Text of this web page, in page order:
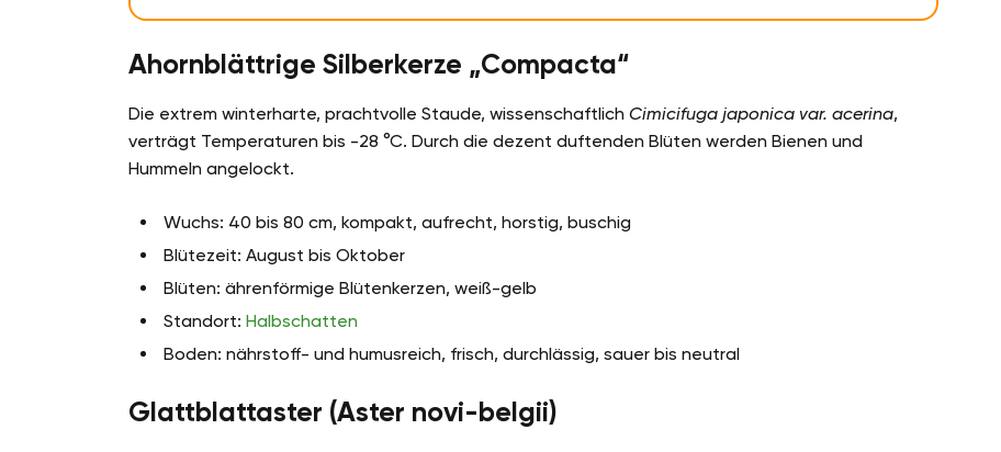
Ahornblättrige Silberkerze „Compacta“
Die extrem winterharte, prachtvolle Staude, wissenschaftlich Cimicifuga japonica var. acerina,
verträgt Temperaturen bis -28 °C. Durch die dezent duftenden Blüten werden Bienen und
Hummeln angelockt.
Wuchs: 40 bis 80 cm, kompakt, aufrecht, horstig, buschig
Blütezeit: August bis Oktober
Blüten: ährenförmige Blütenkerzen, weiß-gelb
Standort: Halbschatten
Boden: nährstoff- und humusreich, frisch, durchlässig, sauer bis neutral
Glattblattaster (Aster novi-belgii)